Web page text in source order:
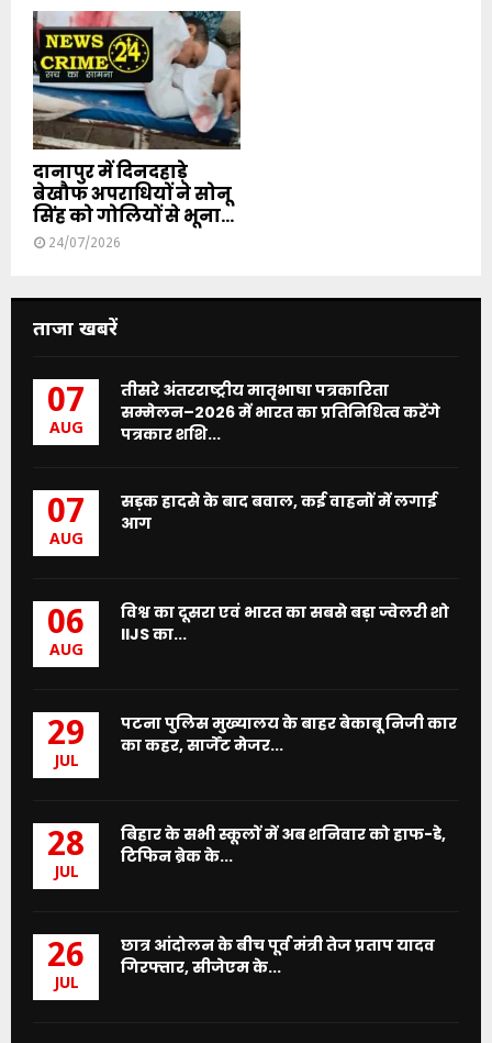
दानापुर में दिनदहाड़े
बेखौफ अपराधियों ने सोनू
सिंह को गोलियों से भूना...
24/07/2026
ताजा खबरें
07
AUG
तीसरे अंतरराष्ट्रीय मातृभाषा पत्रकारिता
सम्मेलन–2026 में भारत का प्रतिनिधित्व करेंगे
पत्रकार शशि...
07
AUG
सड़क हादसे के बाद बवाल, कई वाहनों में लगाई
आग
06
AUG
विश्व का दूसरा एवं भारत का सबसे बड़ा ज्वेलरी शो
IIJS का...
29
JUL
पटना पुलिस मुख्यालय के बाहर बेकाबू निजी कार
का कहर, सार्जेंट मेजर...
28
JUL
बिहार के सभी स्कूलों में अब शनिवार को हाफ-डे,
टिफिन ब्रेक के...
26
JUL
छात्र आंदोलन के बीच पूर्व मंत्री तेज प्रताप यादव
गिरफ्तार, सीजेएम के...